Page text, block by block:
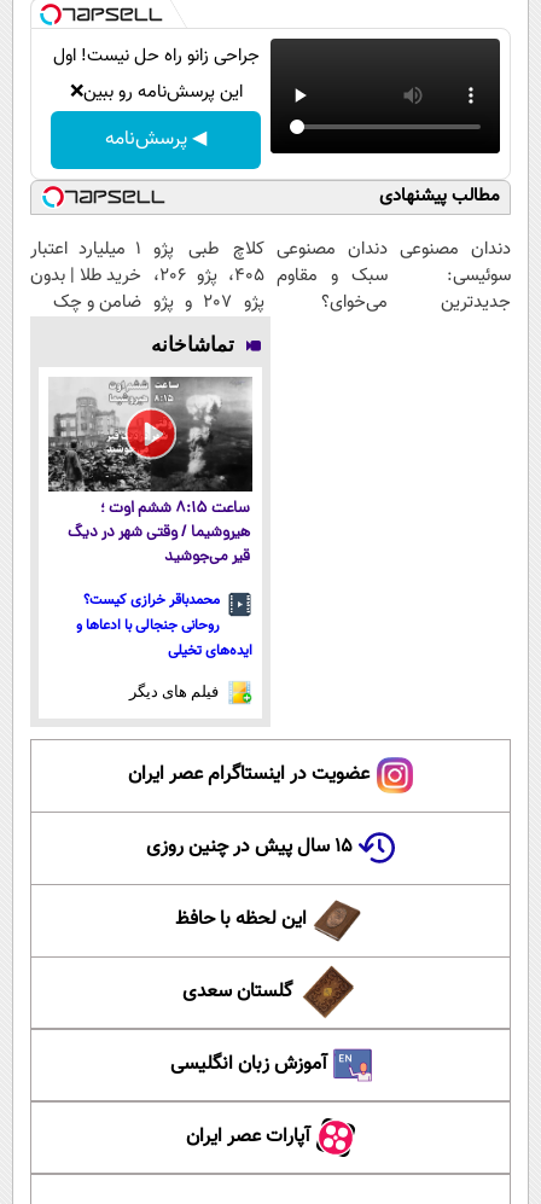
جراحی زانو راه حل نیست! اول
این پرسش‌نامه رو ببین❌
◀ پرسش‌نامه
مطالب پیشنهادی
دندان مصنوعی
سوئیسی:
جدیدترین
دندان مصنوعی
سبک و مقاوم
می‌خوای؟
کلاچ طبی پژو
405، پژو 206،
پژو 207 و پژو
پارس ✅
خداحافظی با
زانودرد
۱ میلیارد اعتبار
خرید طلا | بدون
ضامن و چک
تماشاخانه
ساعت ۸:۱۵ ششم اوت ؛
هیروشیما / وقتی شهر در دیگ
قیر می‌جوشید
محمدباقر خرازی کیست؟
روحانی جنجالی با ادعاها و
ایده‌های تخیلی
فیلم های دیگر
عضویت در اینستاگرام عصر ایران
۱۵ سال پیش در چنین روزی
این لحظه با حافظ
گلستان سعدی
آموزش زبان انگلیسی
آپارات عصر ایران